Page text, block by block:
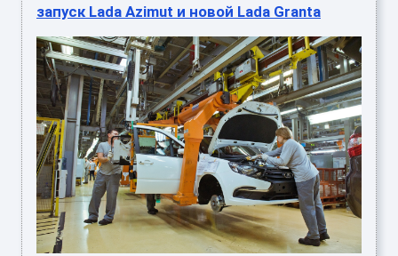
запуск Lada Azimut и новой Lada Granta